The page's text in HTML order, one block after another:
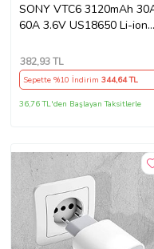
SONY VTC6 3120mAh
60A 3.6V US18650 Li-ion
382,93 TL
Sepette %10 İndirim 344,64 TL
36,76 TL'den Başlayan Taksitlerle